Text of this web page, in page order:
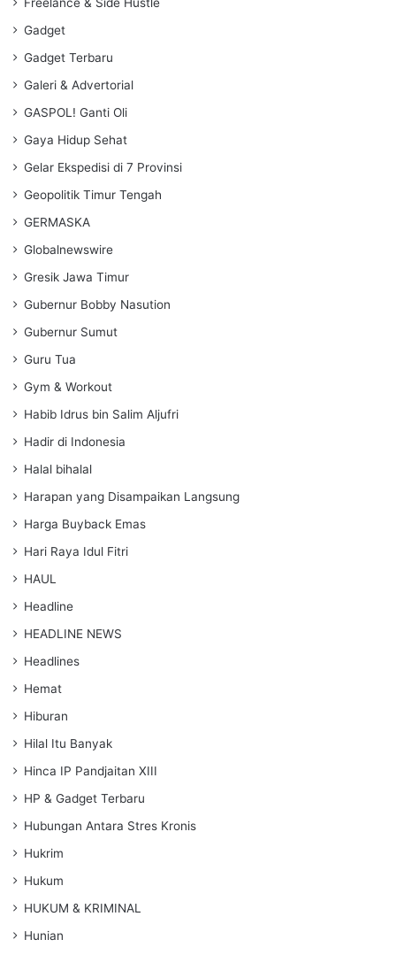
Freelance & Side Hustle
Gadget
Gadget Terbaru
Galeri & Advertorial
GASPOL! Ganti Oli
Gaya Hidup Sehat
Gelar Ekspedisi di 7 Provinsi
Geopolitik Timur Tengah
GERMASKA
Globalnewswire
Gresik Jawa Timur
Gubernur Bobby Nasution
Gubernur Sumut
Guru Tua
Gym & Workout
Habib Idrus bin Salim Aljufri
Hadir di Indonesia
Halal bihalal
Harapan yang Disampaikan Langsung
Harga Buyback Emas
Hari Raya Idul Fitri
HAUL
Headline
HEADLINE NEWS
Headlines
Hemat
Hiburan
Hilal Itu Banyak
Hinca IP Pandjaitan XIII
HP & Gadget Terbaru
Hubungan Antara Stres Kronis
Hukrim
Hukum
HUKUM & KRIMINAL
Hunian